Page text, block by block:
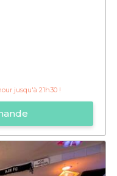
jusqu'à 21h30 !